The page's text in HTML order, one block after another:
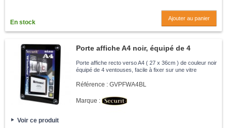
En stock
Ajouter au panier
Porte affiche A4 noir, équipé de 4
Porte affiche recto verso A4 ( 27 x 36cm ) de couleur noir
équipé de 4 ventouses, facile à fixer sur une vitre
Référence : GVPFWA4BL
Marque :
Voir ce produit